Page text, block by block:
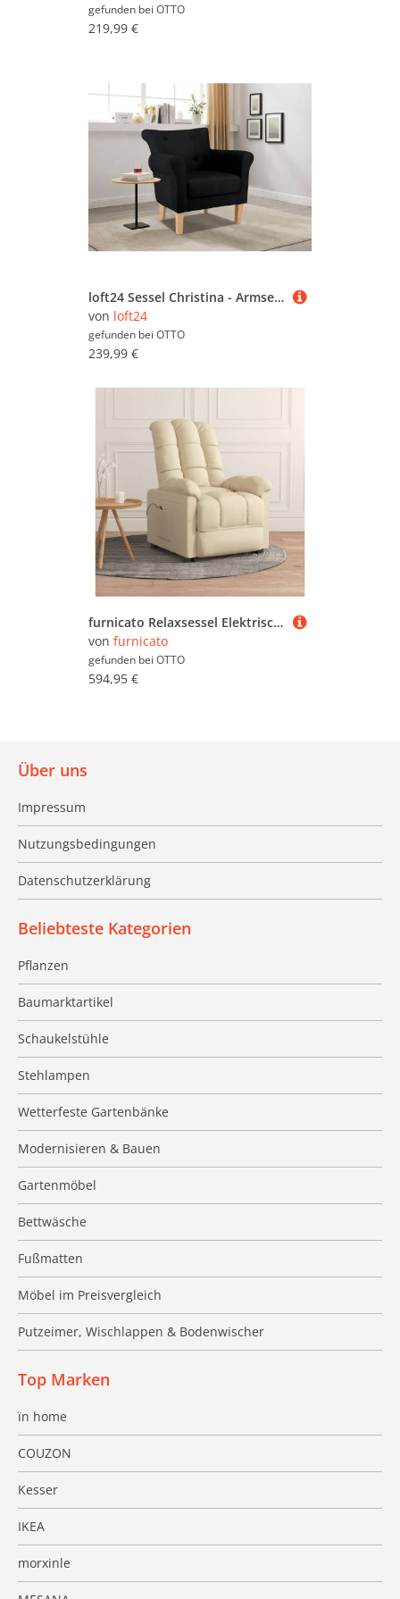
gefunden bei OTTO
219,99 €
loft24 Sessel Christina - Armsessel Fernsehsessel Polstersessel (1-St), gepolstert, mit Knopfheftung, Stoffbezug, Sitzhöhe 42 cm
von loft24
gefunden bei OTTO
239,99 €
furnicato Relaxsessel Elektrischer Fernsehsessel Creme 74 x 99 x 102 cm mit Stoffbezug, Relaxsessel mit Fernbedienung und Massivholzrahmen für das Wohnzimmer
von furnicato
gefunden bei OTTO
594,95 €
Über uns
Impressum
Nutzungsbedingungen
Datenschutzerklärung
Beliebteste Kategorien
Pflanzen
Baumarktartikel
Schaukelstühle
Stehlampen
Wetterfeste Gartenbänke
Modernisieren & Bauen
Gartenmöbel
Bettwäsche
Fußmatten
Möbel im Preisvergleich
Putzeimer, Wischlappen & Bodenwischer
Top Marken
ïn home
COUZON
Kesser
IKEA
morxinle